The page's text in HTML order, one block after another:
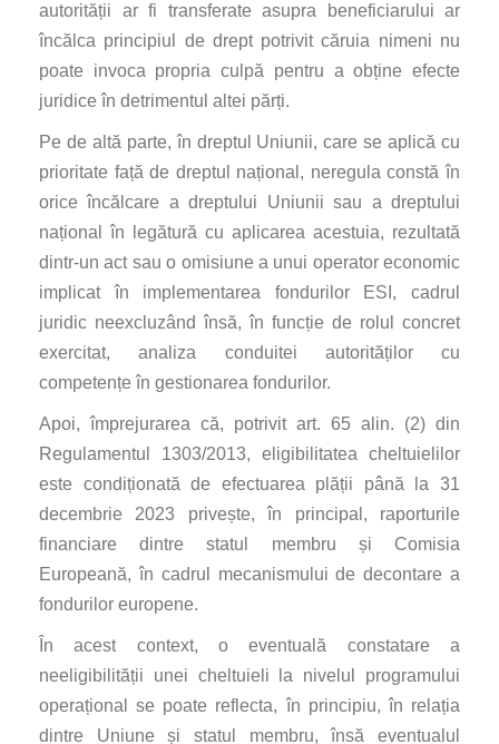
autorității ar fi transferate asupra beneficiarului ar
încălca principiul de drept potrivit căruia nimeni nu
poate invoca propria culpă pentru a obține efecte
juridice în detrimentul altei părți.
Pe de altă parte, în dreptul Uniunii, care se aplică cu
prioritate față de dreptul național, neregula constă în
orice încălcare a dreptului Uniunii sau a dreptului
național în legătură cu aplicarea acestuia, rezultată
dintr-un act sau o omisiune a unui operator economic
implicat în implementarea fondurilor ESI, cadrul
juridic neexcluzând însă, în funcție de rolul concret
exercitat, analiza conduitei autorităților cu
competențe în gestionarea fondurilor.
Apoi, împrejurarea că, potrivit art. 65 alin. (2) din
Regulamentul 1303/2013, eligibilitatea cheltuielilor
este condiționată de efectuarea plății până la 31
decembrie 2023 privește, în principal, raporturile
financiare dintre statul membru și Comisia
Europeană, în cadrul mecanismului de decontare a
fondurilor europene.
În acest context, o eventuală constatare a
neeligibilității unei cheltuieli la nivelul programului
operațional se poate reflecta, în principiu, în relația
dintre Uniune și statul membru, însă eventualul